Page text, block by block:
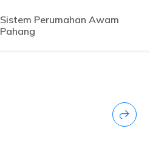
Sistem Perumahan Awam
Pahang